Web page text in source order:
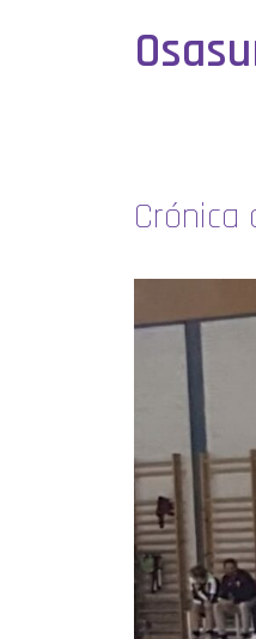
Crónica